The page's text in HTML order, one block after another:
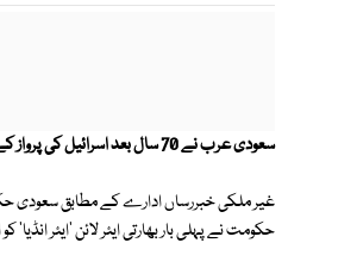
سعودی عرب نے 70 سال بعد اسرائیل کی پرواز کے لیے اپنی فضائی حدود استعمال کرنے کی پابندی ختم کردی۔
حکومت نے پہلی بار بھارتی ایئر لائن 'ایئر